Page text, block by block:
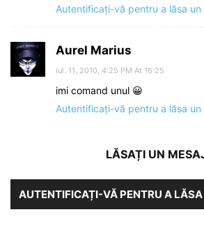
Autentificați-vă pentru a lăsa un
Aurel Marius
iul. 11, 2010, 4:25 PM At 16:25
imi comand unul 😀
Autentificați-vă pentru a lăsa un
LĂSAȚI UN
AUTENTIFICAȚI-VĂ PENTRU A